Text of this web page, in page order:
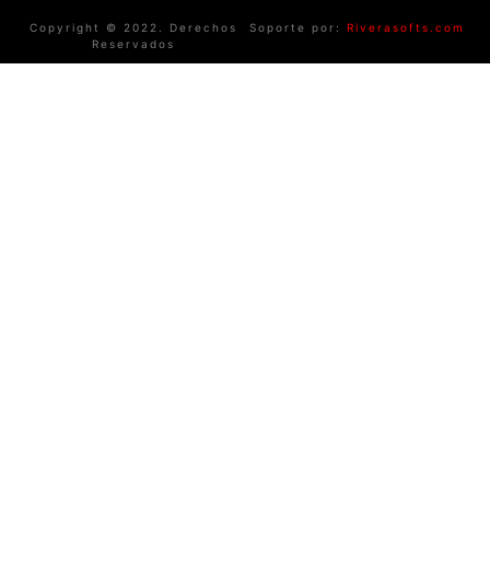
Copyright © 2022. Derechos
Reservados
Soporte por: Riverasofts.com